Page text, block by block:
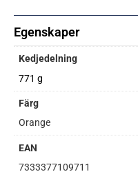
Egenskaper
Kedjedelning
771 g
Färg
Orange
EAN
7333377109711